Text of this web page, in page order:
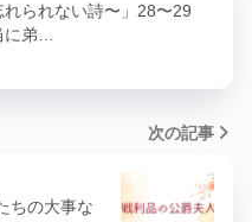
れられない詩〜」28〜29
に弟…
次の記事
ちの大事な